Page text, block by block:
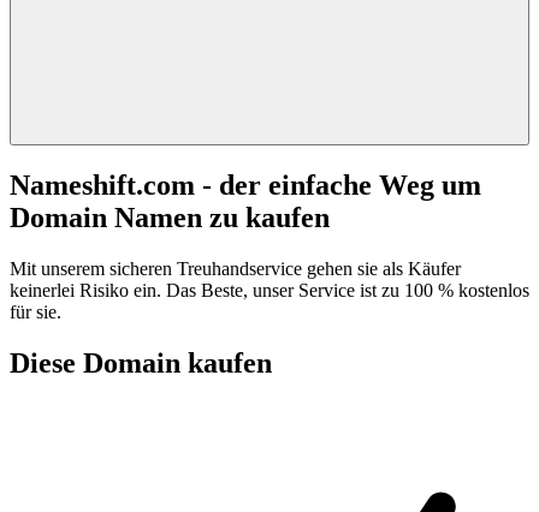
Nameshift.com - der einfache Weg um
Domain Namen zu kaufen
Mit unserem sicheren Treuhandservice gehen sie als Käufer
keinerlei Risiko ein. Das Beste, unser Service ist zu 100 % kostenlos
für sie.
Diese Domain kaufen